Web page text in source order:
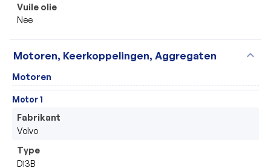
Vuile olie
Nee
Motoren, Keerkoppelingen, Aggregaten expand_more
Motoren
Motor 1
Fabrikant
Volvo
Type
D13B